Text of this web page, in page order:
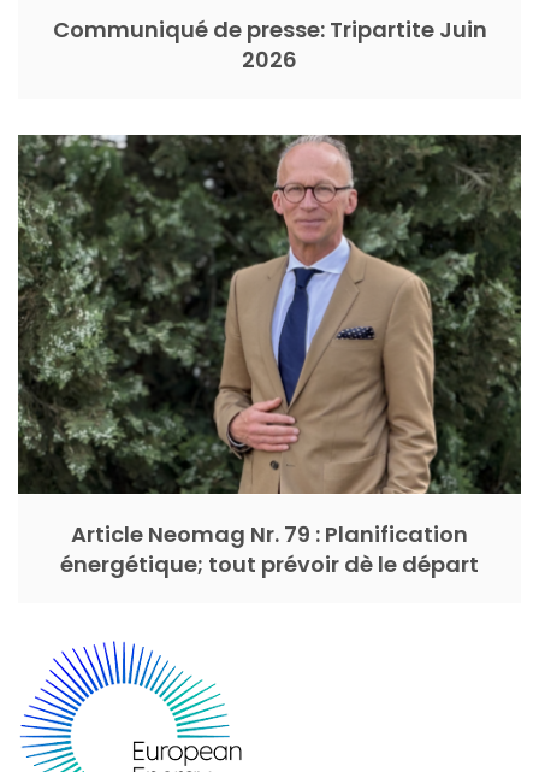
Communiqué de presse: Tripartite Juin
2026
Article Neomag Nr. 79 : Planification
énergétique; tout prévoir dè le départ